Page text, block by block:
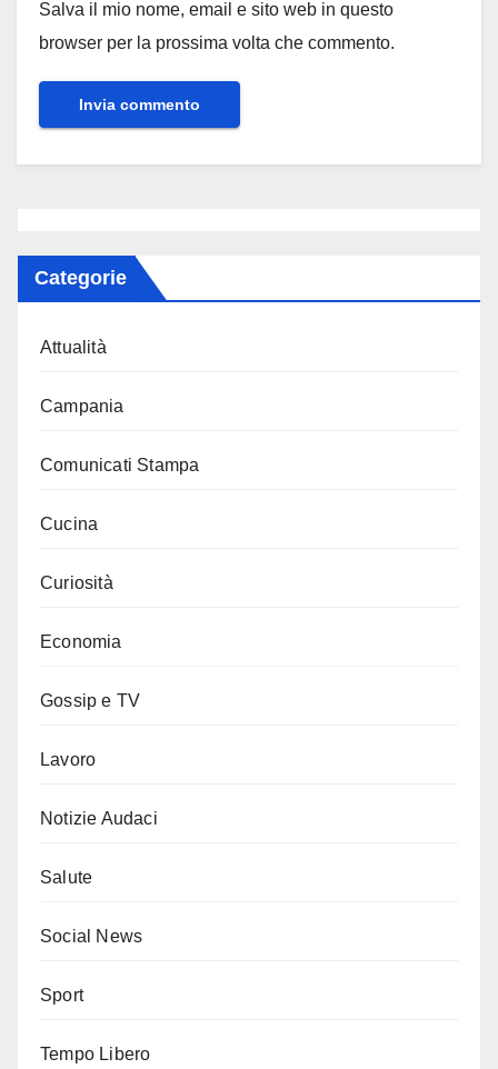
Salva il mio nome, email e sito web in questo
browser per la prossima volta che commento.
Categorie
Attualità
Campania
Comunicati Stampa
Cucina
Curiosità
Economia
Gossip e TV
Lavoro
Notizie Audaci
Salute
Social News
Sport
Tempo Libero